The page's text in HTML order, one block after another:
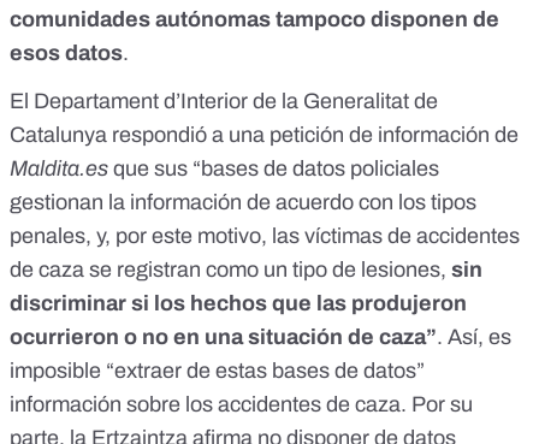
comunidades autónomas tampoco disponen de
esos datos.
El Departament d’Interior de la Generalitat de
Catalunya respondió a una petición de información de
Maldita.es que sus “bases de datos policiales
gestionan la información de acuerdo con los tipos
penales, y, por este motivo, las víctimas de accidentes
de caza se registran como un tipo de lesiones, sin
discriminar si los hechos que las produjeron
ocurrieron o no en una situación de caza”. Así, es
imposible “extraer de estas bases de datos”
información sobre los accidentes de caza. Por su
parte, la Ertzaintza afirma no disponer de datos